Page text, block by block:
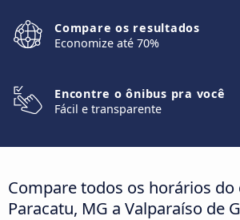
Compare os resultados
Economize até 70%
Encontre o ônibus pra você
Fácil e transparente
Compare todos os horários do
Paracatu, MG a Valparaíso de